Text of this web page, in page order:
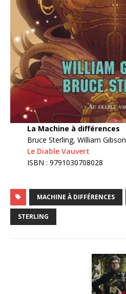
La Machine à différences
Bruce Sterling, William Gibson
Le Diable Vauvert
ISBN : 9791030708028
MACHINE À DIFFÉRENCES
STERLING